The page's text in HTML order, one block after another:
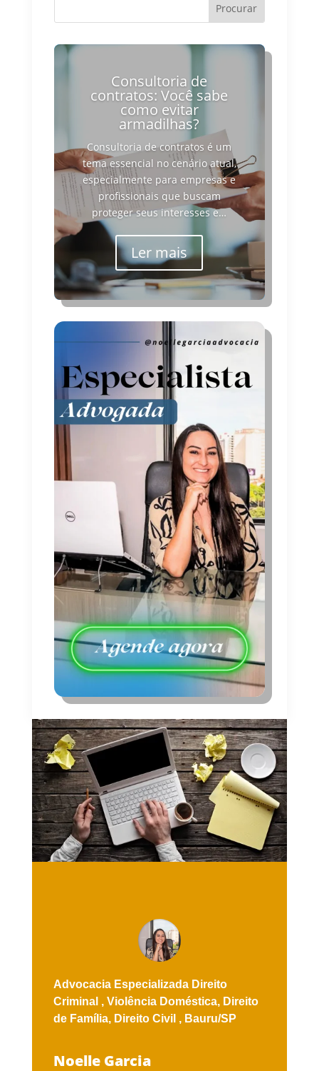
Consultoria de
contratos: Você sabe
como evitar
armadilhas?
Consultoria de contratos é um
tema essencial no cenário atual,
especialmente para empresas e
profissionais que buscam
proteger seus interesses e…
Ler mais
Advocacia Especializada Direito
Criminal , Violência Doméstica, Direito
de Família, Direito Civil , Bauru/SP
Noelle Garcia